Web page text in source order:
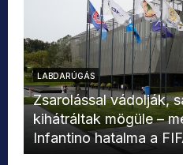
LABDARÚGÁS
Zsarolással vádolják,
kihátráltak mögüle –
Infantino hatalma a